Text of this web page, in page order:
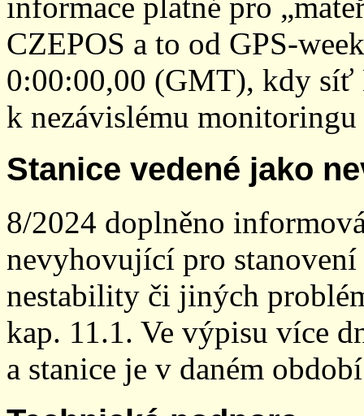
informace platné pro
CZEPOS a to od GPS-
0:00:00,00 (GMT), kdy síť
k nezávislému
Stanice vedené jako
8/2024 doplněno
nevyhovující pro
nestability či jiných
kap. 11.1. Ve výpisu více
a stanice je v daném